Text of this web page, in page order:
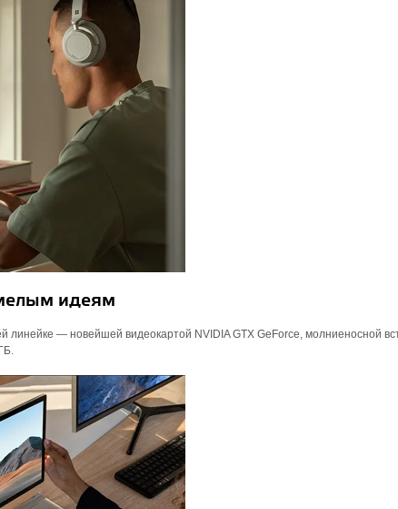
идеям
линейке — новейшей видеокартой NVIDIA GTX GeForce, молниеносной